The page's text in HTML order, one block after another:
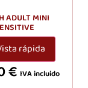
ADULT MINI
rápida
€ IVA incluido